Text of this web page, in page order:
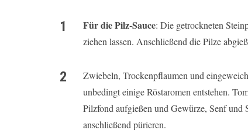
Für die Pilz-Sauce: Die getrockneten
ziehen lassen. Anschließend die Pilze
Zwiebeln, Trockenpflaumen und
unbedingt einige Röstaromen entstehen.
Pilzfond aufgießen und Gewürze, Senf und
anschließend pürieren.